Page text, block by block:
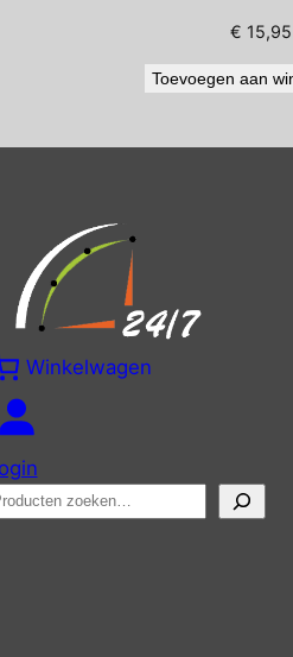
€ 15,95
Toevoegen aan
Winkelwagen